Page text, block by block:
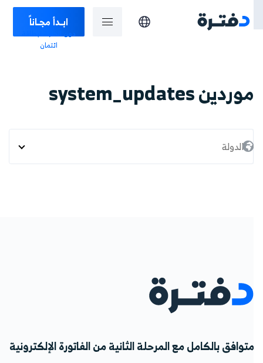
ابـدأ مجـاناً
دون الحاجة لبطاقة
ائتمان
موردين system_updates
متوافق بالكامل مع المرحلة الثانية من الفاتورة الإلكترونية